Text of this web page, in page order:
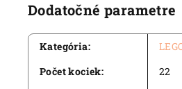
Dodatočné parametre
Kategória:
Počet kociek:
22